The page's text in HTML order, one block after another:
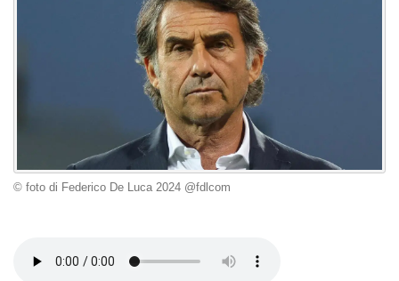
© foto di Federico De Luca 2024 @fdlcom